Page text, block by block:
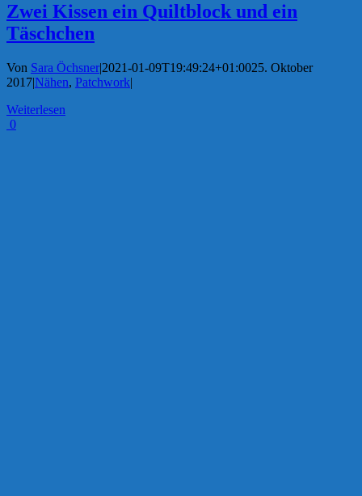
Zwei Kissen ein Quiltblock und ein
Täschchen
Von Sara Öchsner|2021-01-09T19:49:24+01:0025. Oktober
2017|Nähen, Patchwork|
Weiterlesen
0